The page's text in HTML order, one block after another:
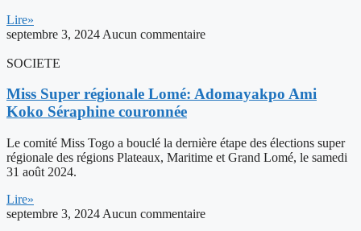
Lire»
septembre 3, 2024 Aucun commentaire
SOCIETE
Miss Super régionale Lomé: Adomayakpo Ami
Koko Séraphine couronnée
Le comité Miss Togo a bouclé la dernière étape des élections super
régionale des régions Plateaux, Maritime et Grand Lomé, le samedi
31 août 2024.
Lire»
septembre 3, 2024 Aucun commentaire